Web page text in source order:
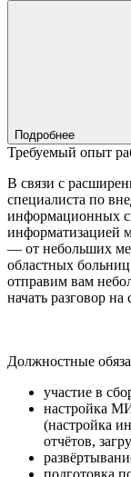
Подробнее
Требуемый опыт
В связи с
специалиста по
информационных
информатизацией
— от небольших
областных
отправим вам
начать разговор на
Должностные
участие в
настройка
(настройка
отчётов,
подготовка